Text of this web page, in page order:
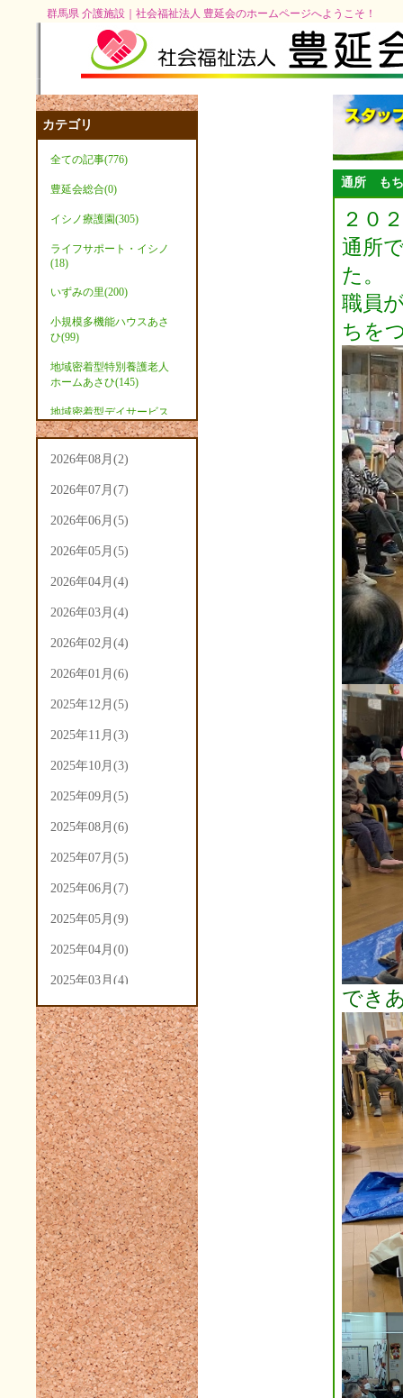
群馬県 介護施設｜社会福祉法人 豊延会のホームページへようこそ！
カテゴリ
全ての記事(776)
豊延会総合(0)
イシノ療護園(305)
ライフサポート・イシノ
(18)
いずみの里(200)
小規模多機能ハウスあさ
ひ(99)
地域密着型特別養護老人
ホームあさひ(145)
地域密着型デイサービス
あさひ(9)
2026年08月(2)
2026年07月(7)
2026年06月(5)
2026年05月(5)
2026年04月(4)
2026年03月(4)
2026年02月(4)
2026年01月(6)
2025年12月(5)
2025年11月(3)
2025年10月(3)
2025年09月(5)
2025年08月(6)
2025年07月(5)
2025年06月(7)
2025年05月(9)
2025年04月(0)
2025年03月(4)
2025年02月(5)
2025年01月(3)
2024年12月(3)
2024年11月(4)
2024年10月(14)
2024年09月(14)
2024年08月(7)
2024年07月(16)
2024年06月(9)
2024年05月(10)
2024年04月(5)
2024年03月(7)
2024年02月(2)
通所 もち
２０
通所
た。
職員
ちを
でき